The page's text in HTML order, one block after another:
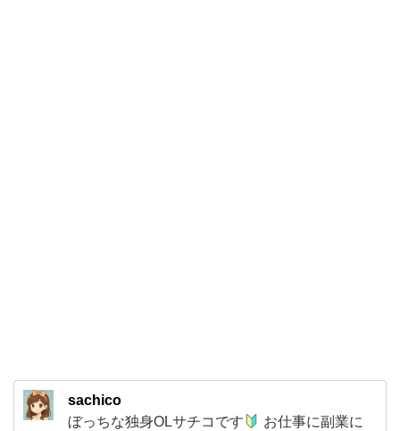
し
た。
sachico
ぼっちな独身OLサチコです
お仕事に副業に